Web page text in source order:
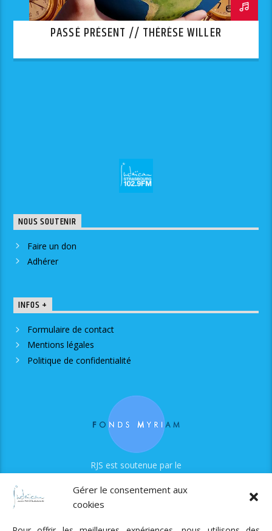
Gérer le consentement aux
cookies
PASSÉ PRÉSENT // THÉRÈSE WILLER
NOUS SOUTENIR
Faire un don
Adhérer
INFOS +
Formulaire de contact
Mentions légales
Politique de confidentialité
RJS est soutenue par le